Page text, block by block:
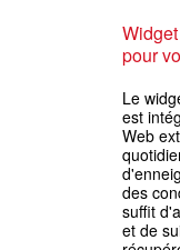
pour
Le
est
Web
des
suffit
et de